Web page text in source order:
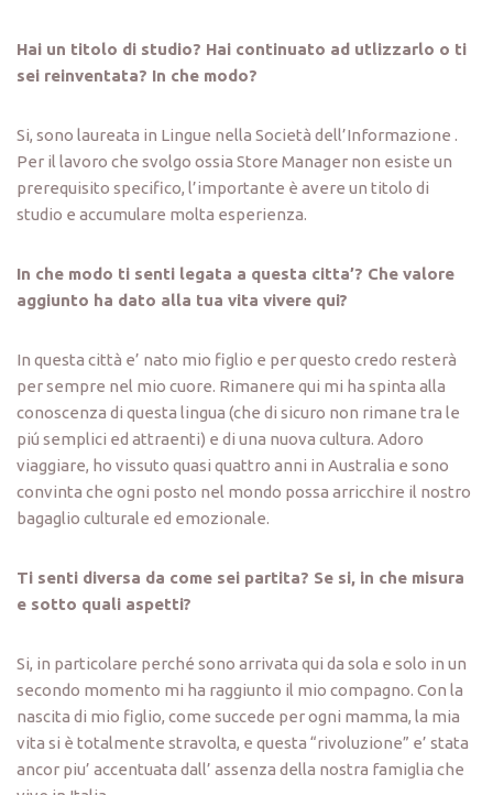
Hai un titolo di studio? Hai continuato ad utlizzarlo o ti
sei reinventata? In che modo?
Si, sono laureata in Lingue nella Società dell’Informazione .
Per il lavoro che svolgo ossia Store Manager non esiste un
prerequisito specifico, l’importante è avere un titolo di
studio e accumulare molta esperienza.
In che modo ti senti legata a questa citta’? Che valore
aggiunto ha dato alla tua vita vivere qui?
In questa città e’ nato mio figlio e per questo credo resterà
per sempre nel mio cuore. Rimanere qui mi ha spinta alla
conoscenza di questa lingua (che di sicuro non rimane tra le
piú semplici ed attraenti) e di una nuova cultura. Adoro
viaggiare, ho vissuto quasi quattro anni in Australia e sono
convinta che ogni posto nel mondo possa arricchire il nostro
bagaglio culturale ed emozionale.
Ti senti diversa da come sei partita? Se si, in che misura
e sotto quali aspetti?
Si, in particolare perché sono arrivata qui da sola e solo in un
secondo momento mi ha raggiunto il mio compagno. Con la
nascita di mio figlio, come succede per ogni mamma, la mia
vita si è totalmente stravolta, e questa “rivoluzione” e’ stata
ancor piu’ accentuata dall’ assenza della nostra famiglia che